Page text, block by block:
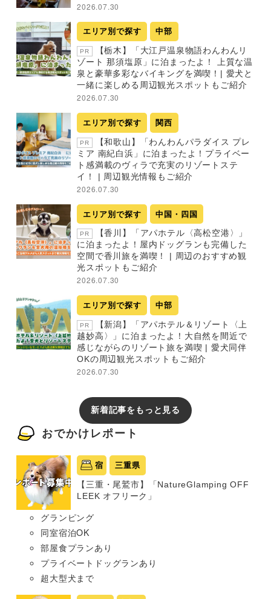
2026.07.30
エリア別で探す 中部
PR
【栃木】「大江戸温泉物語わんわんリ
ゾート 那須塩原」に泊まったよ！ 上質な温
泉と豪華多彩なバイキングを満喫！| 愛犬と
一緒に楽しめる周辺観光スポットもご紹介
2026.07.30
エリア別で探す 関西
PR
【和歌山】「わんわんパラダイス プレ
ミア 南紀白浜」に泊まったよ！プライベー
ト感満載のヴィラで充実のリゾートステ
イ！ | 周辺観光情報もご紹介
2026.07.30
エリア別で探す 中国・四国
PR
【香川】「アパホテル〈高松空港〉」
に泊まったよ！屋内ドッグランも完備した
空間で香川旅を満喫！ | 周辺のおすすめ観
光スポットもご紹介
2026.07.30
エリア別で探す 中部
PR
【新潟】「アパホテル＆リゾート〈上
越妙高〉」に泊まったよ！大自然を間近で
感じながらのリゾート旅を満喫 | 愛犬同伴
OKの周辺観光スポットもご紹介
2026.07.30
新着記事をもっと見る
おでかけレポート
宿 三重県
【三重・尾鷲市】「NatureGlamping OFF
LEEK オフリーク」
グランピング
同室宿泊OK
部屋食プランあり
プライベートドッグランあり
超大型犬まで